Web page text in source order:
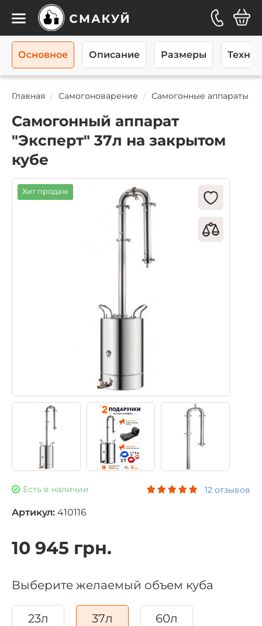
Каталог
Главная Самогоноварение Самогонные аппараты
Самогонный аппарат
"Эксперт" 37л на закрытом
кубе
Хит продаж
Есть в наличии 12 отзывов
Артикул: 410116
10 945 грн.
Выберите желаемый объем куба
23л 37л 60л
Основное Описание Размеры